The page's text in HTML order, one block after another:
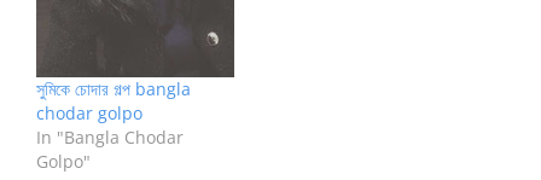
সুমিকে চোদার গল্প bangla
chodar golpo
In "Bangla Chodar
Golpo"